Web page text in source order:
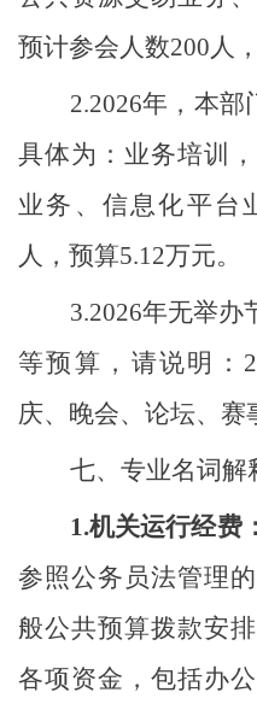
预计参会人数200人
2.2026年，本部
具体为：业务培训
业务、信息化平台
人，预算5.12万元。
3.2026年无举办
等预算，请说明：
庆、晚会、论坛、赛
七、 专业名词解
1.机关运行经费：
参照公务员法管理
般公共预算拨款安
各项资金，包括办